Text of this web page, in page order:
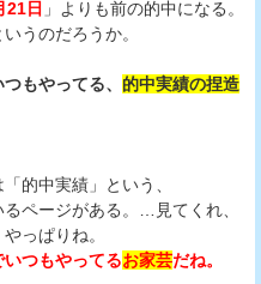
21日 」よりも前の的中になる。
うのだろうか。
もやってる、 的中実績の捏造
「的中実績」という、
ページがある。…見てくれ、
っぱりね。
いつもやってるお家芸だね。